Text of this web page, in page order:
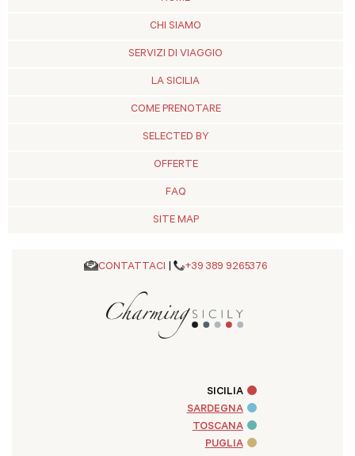
CHI SIAMO
SERVIZI DI VIAGGIO
LA SICILIA
COME PRENOTARE
SELECTED BY
OFFERTE
FAQ
SITE MAP
CONTATTACI | +39 389 9265376
SICILIA
SARDEGNA
TOSCANA
PUGLIA